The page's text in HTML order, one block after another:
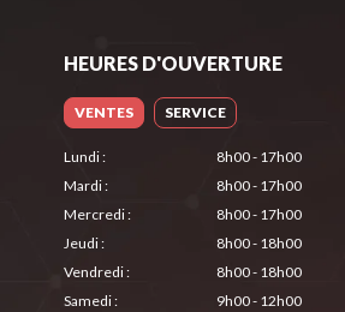
HEURES D'OUVERTURE
VENTES SERVICE
Lundi:
8h00 - 17h00
Mardi:
8h00 - 17h00
Mercredi:
8h00 - 17h00
Jeudi:
8h00 - 18h00
Vendredi:
8h00 - 18h00
Samedi: 9h00 - 12h00